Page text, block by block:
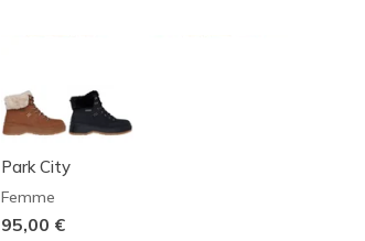
Park City
Femme
95,00 €